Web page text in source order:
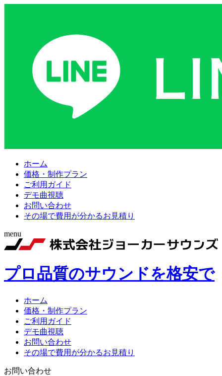
ホーム
価格・制作プラン
ご利用ガイド
デモ曲視聴
お問い合わせ
その場で費用が分かるお見積り
menu
プロ品質のサウンドを格安で
ホーム
価格・制作プラン
ご利用ガイド
デモ曲視聴
お問い合わせ
その場で費用が分かるお見積り
お問い合わせ